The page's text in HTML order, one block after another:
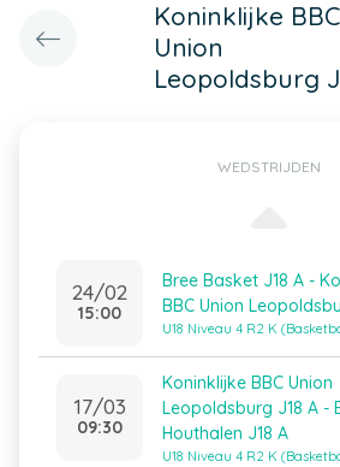
Koninklijke BBC
Union
Leopoldsburg
WEDSTRIJDEN
24/02
15:00
Bree Basket J18 A -
BBC Union
U18 Niveau 4 R2 K
17/03
09:30
Koninklijke BBC Union
Leopoldsburg J18 A -
Houthalen J18 A
U18 Niveau 4 R2 K